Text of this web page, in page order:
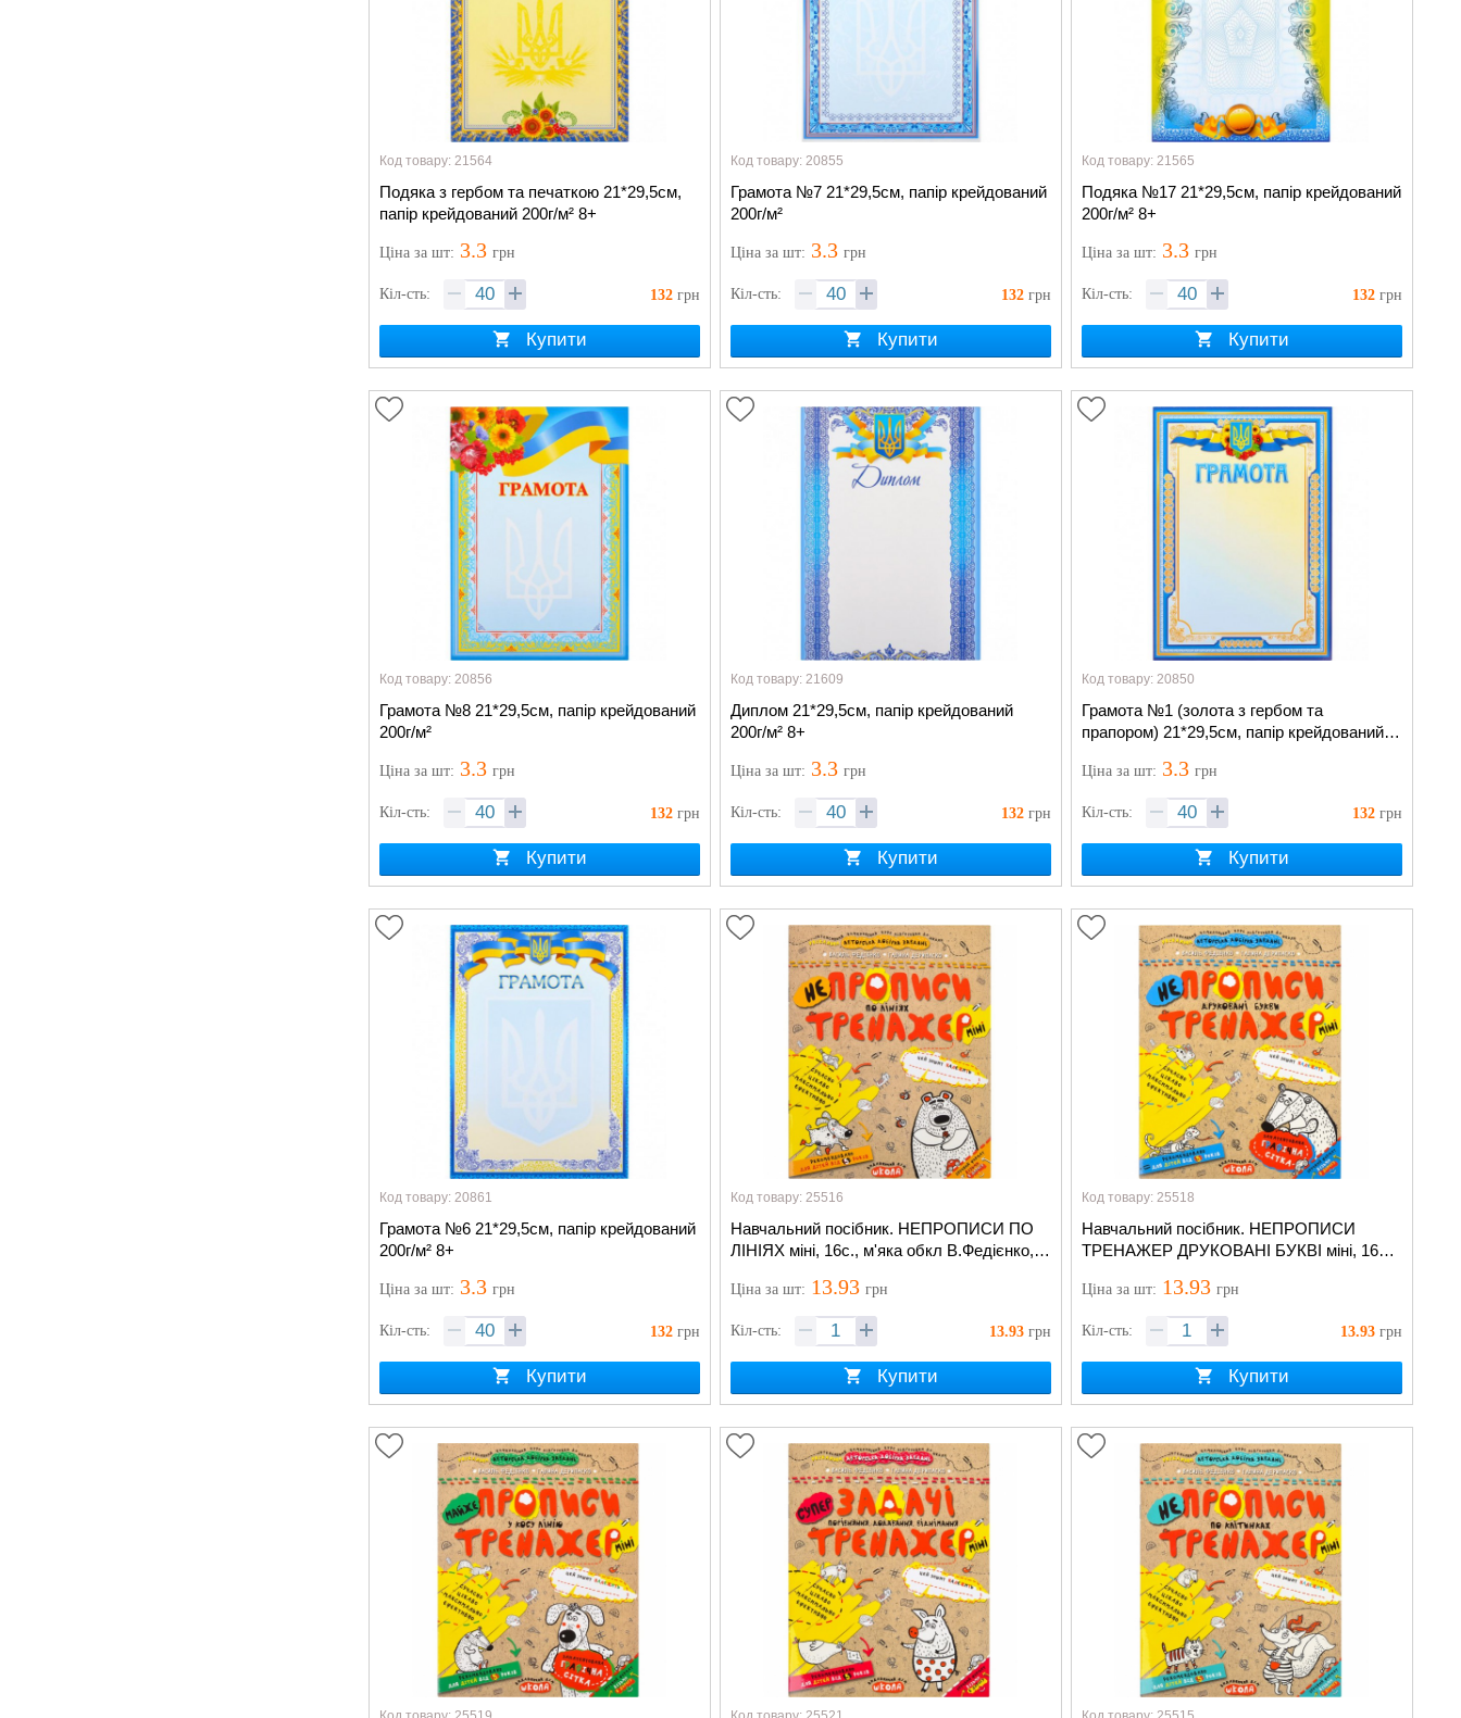
Код товару: 21564
Подяка з гербом та печаткою 21*29,5см,
папір крейдований 200г/м² 8+
Ціна за шт: 3.3 грн
Кіл-сть: 132 грн
Купити
Код товару: 20855
Грамота №7 21*29,5см, папір крейдований
200г/м²
Ціназа шт: 3.3 грн
Кіл-сть: 132 грн
Купити
Код товару: 21565
Подяка №17 21*29,5см, папір крейдований
200г/м² 8+
Ціназа шт: 3.3 грн
Кіл-сть: 132 грн
Купити
Код товару: 20856
Грамота №8 21*29,5см, папір крейдований
200г/м²
Ціна за шт: 3.3 грн
Кіл-сть: 132 грн
Купити
Код товару: 21609
Диплом 21*29,5см, папір крейдований
200г/м² 8+
Ціназа шт: 3.3 грн
Кіл-сть: 132 грн
Купити
Код товару: 20850
Грамота №1 (золота з гербом та
прапором) 21*29,5см, папір крейдований
Ціназа шт: 3.3 грн
Кіл-сть: 132 грн
Купити
Код товару: 20861
Грамота №6 21*29,5см, папір крейдований
200г/м² 8+
Ціна за шт: 3.3 грн
Кіл-сть: 132 грн
Купити
Код товару: 25516
Навчальний посібник. НЕПРОПИСИ ПО
ЛІНІЯХ міні, 16с., м'яка обкл В.Федiєнко,
Ціназа шт: 13.93 грн
Кіл-сть: 13.93 грн
Купити
Код товару: 25518
Навчальний посібник. НЕПРОПИСИ
ТРЕНАЖЕР ДРУКОВАНІ БУКВІ міні, 16с.,
Ціназа шт: 13.93 грн
Кіл-сть: 13.93 грн
Купити